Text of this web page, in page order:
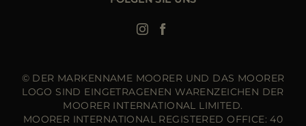
© DER MARKENNAME MOORER UND DAS MOORER
LOGO SIND EINGETRAGENEN WARENZEICHEN DER
MOORER INTERNATIONAL LIMITED.
MOORER INTERNATIONAL REGISTERED OFFICE: 40